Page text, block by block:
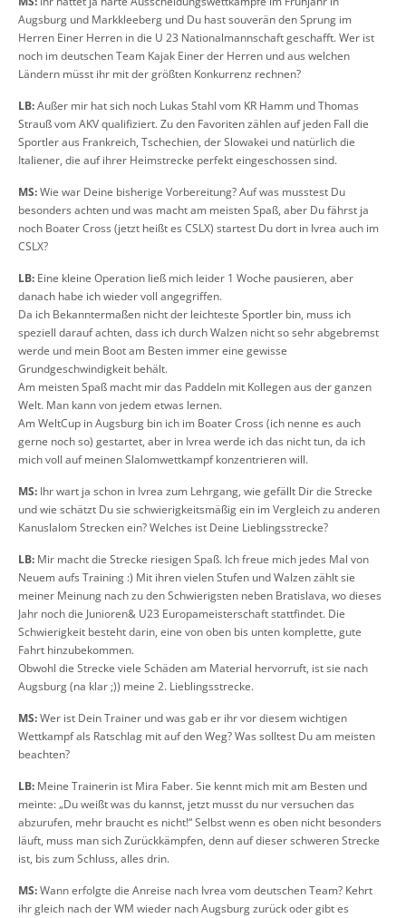
Augsburg und Markkleeberg und Du hast souverän den Sprung im
Herren Einer Herren in die U 23 Nationalmannschaft geschafft. Wer ist
noch im deutschen Team Kajak Einer der Herren und aus welchen
Ländern müsst ihr mit der größten Konkurrenz rechnen?
LB:Außer mir hat sich noch Lukas Stahl vom KR Hamm und Thomas
Strauß vom AKV qualifiziert. Zu den Favoriten zählen auf jeden Fall die
Sportler aus Frankreich, Tschechien, der Slowakei und natürlich die
Italiener, die auf ihrer Heimstrecke perfekt eingeschossen sind.
MS:Wie war Deine bisherige Vorbereitung? Auf was musstest Du
besonders achten und was macht am meisten Spaß, aber Du fährst ja
noch Boater Cross (jetzt heißt es CSLX) startest Du dort in Ivrea auch im
CSLX?
LB: Eine kleine Operation ließ mich leider 1 Woche pausieren, aber
danach habe ich wieder voll angegriffen.
Da ich Bekanntermaßen nicht der leichteste Sportler bin, muss ich
speziell darauf achten, dass ich durch Walzen nicht so sehr abgebremst
werde und mein Boot am Besten immer eine gewisse
Grundgeschwindigkeit behält.
Am meisten Spaß macht mir das Paddeln mit Kollegen aus der ganzen
Welt. Man kann von jedem etwas lernen.
Am WeltCup in Augsburg bin ich im Boater Cross (ich nenne es auch
gerne noch so) gestartet, aber in Ivrea werde ich das nicht tun, da ich
mich voll auf meinen Slalomwettkampf konzentrieren will.
MS: Ihr wart ja schon in Ivrea zum Lehrgang, wie gefällt Dir die Strecke
und wie schätzt Du sie schwierigkeitsmäßig ein im Vergleich zu anderen
Kanuslalom Strecken ein? Welches ist Deine Lieblingsstrecke?
LB: Mir macht die Strecke riesigen Spaß. Ich freue mich jedes Mal von
Neuem aufs Training :) Mit ihren vielen Stufen und Walzen zählt sie
meiner Meinung nach zu den Schwierigsten neben Bratislava, wo dieses
Jahr noch die Junioren& U23 Europameisterschaft stattfindet. Die
Schwierigkeit besteht darin, eine von oben bis unten komplette, gute
Fahrt hinzubekommen.
Obwohl die Strecke viele Schäden am Material hervorruft, ist sie nach
Augsburg (na klar ;)) meine 2. Lieblingsstrecke.
MS:Wer ist Dein Trainer und was gab er ihr vor diesem wichtigen
Wettkampf als Ratschlag mit auf den Weg? Was solltest Du am meisten
beachten?
LB: Meine Trainerin ist Mira Faber. Sie kennt mich mit am Besten und
meinte: „Du weißt was du kannst, jetzt musst du nur versuchen das
abzurufen, mehr braucht es nicht!“ Selbst wenn es oben nicht besonders
läuft, muss man sich Zurückkämpfen, denn auf dieser schweren Strecke
ist, bis zum Schluss, alles drin.
MS:Wann erfolgte die Anreise nach Ivrea vom deutschen Team? Kehrt
ihr gleich nach der WM wieder nach Augsburg zurück oder gibt es